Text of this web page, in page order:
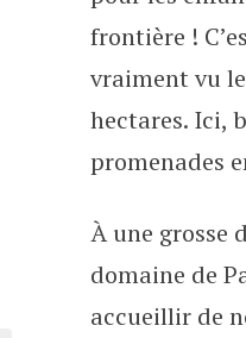
frontière !
vraiment vu
hectares. Ici,
promenades
À une grosse
domaine de
accueillir de